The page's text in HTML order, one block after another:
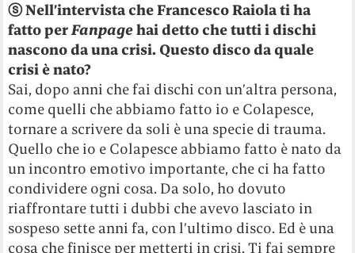
ⓢ Nell’intervista che Francesco Raiola ti ha
fatto perFanpagehai detto che tutti i dischi
nascono da una crisi. Questo disco da quale
crisi è nato?
Sai, dopo anni che fai dischi con un’altra persona,
come quelli che abbiamo fatto io e Colapesce,
tornare a scrivere da soli è una specie di trauma.
Quello che io e Colapesce abbiamo fatto è nato da
un incontro emotivo importante, che ci ha fatto
condividere ogni cosa. Da solo, ho dovuto
riaffrontare tutti i dubbi che avevo lasciato in
sospeso sette anni fa, con l’ultimo disco. Ed è una
cosa che finisce per metterti in crisi. Ti fai sempre